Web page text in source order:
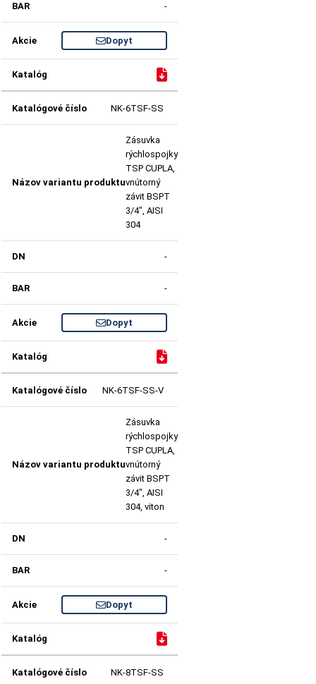
-
Dopyt
NK-6TSF-SS
Zásuvka
rýchlospojky
TSP CUPLA,
vnútorný
závit BSPT
3/4", AISI
304
-
-
Dopyt
NK-6TSF-SS-V
Zásuvka
rýchlospojky
TSP CUPLA,
vnútorný
závit BSPT
3/4", AISI
304, viton
-
-
Dopyt
NK-8TSF-SS